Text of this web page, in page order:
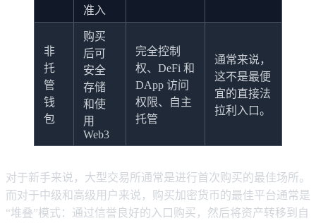
准入
非
托
管
钱
包
购买
后可
安全
存储
和使
用
Web3
完全控制
权、DeFi 和
DApp 访问
权限、自主
托管
通常来说，
这不是最便
宜的直接法
拉利入口。
对于新手来说，大型交易所通常是进行首次购买的最佳场所。
而对于中级和高级用户来说，购买加密货币的最佳平台通常是
“堆叠”模式：通过信誉良好的入口购买，然后将资产转移到自